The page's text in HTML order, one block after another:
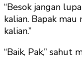
“Besok jangan
kalian. Bapak
kalian.”
“Baik, Pak,” sahut